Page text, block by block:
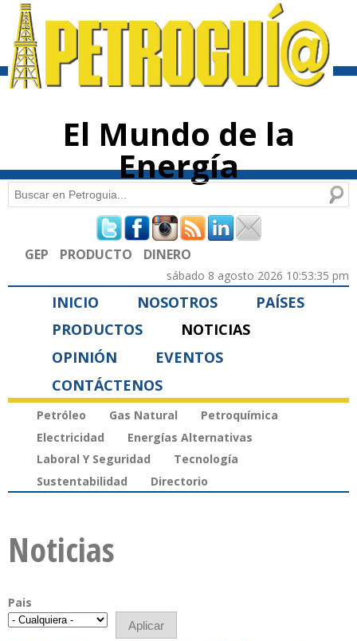
contenido
El Mundo de la
Energía
Formulario de búsqueda
Buscar
GEP PRODUCTO DINERO
sábado 8 agosto 2026 10:53:35 pm
INICIO NOSOTROS
PAÍSES
PRODUCTOS
NOTICIAS
OPINIÓN
EVENTOS
CONTÁCTENOS
Petróleo Gas Natural
Petroquímica
Electricidad
Energías Alternativas
Laboral Y Seguridad
Tecnología
Sustentabilidad
Directorio
Noticias
Pais